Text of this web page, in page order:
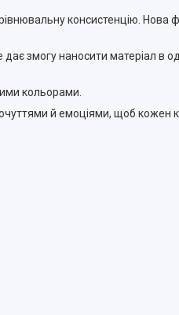
консистенцію.
дає змогу наносити матеріал в
кольорами.
й емоціями, щоб кожен